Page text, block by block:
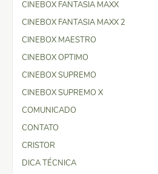
CINEBOX FANTASIA MAXX
CINEBOX FANTASIA MAXX 2
CINEBOX MAESTRO
CINEBOX OPTIMO
CINEBOX SUPREMO
CINEBOX SUPREMO X
COMUNICADO
CONTATO
CRISTOR
DICA TÉCNICA